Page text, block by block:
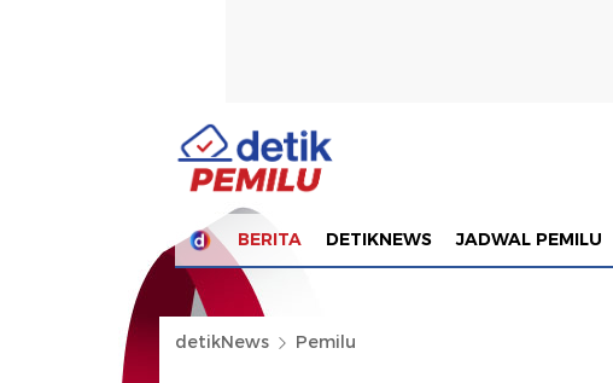
BERITA DETIKNEWS JADWAL PEMILU
detikNews Pemilu